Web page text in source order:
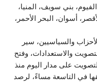
الفيوم، بني سويف، المنيا،
أسوان، البحر الأحمر،
والسياسيين، سير
والاستعدادات، وفتح
التصويت على مدار اليوم منذ
في التاسعة مساءً، لرصد